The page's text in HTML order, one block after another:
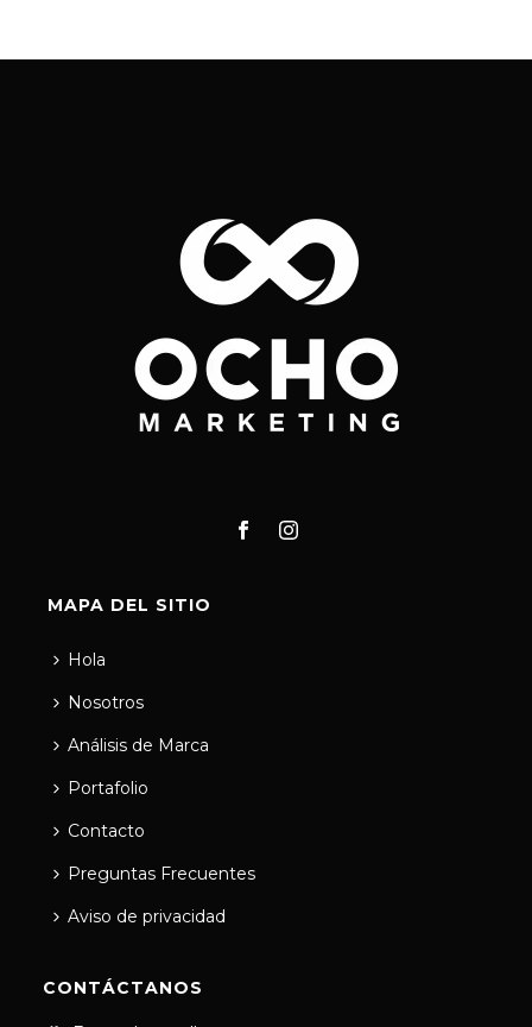
MAPA DEL SITIO
Hola
Nosotros
Análisis de Marca
Portafolio
Contacto
Preguntas Frecuentes
Aviso de privacidad
CONTÁCTANOS